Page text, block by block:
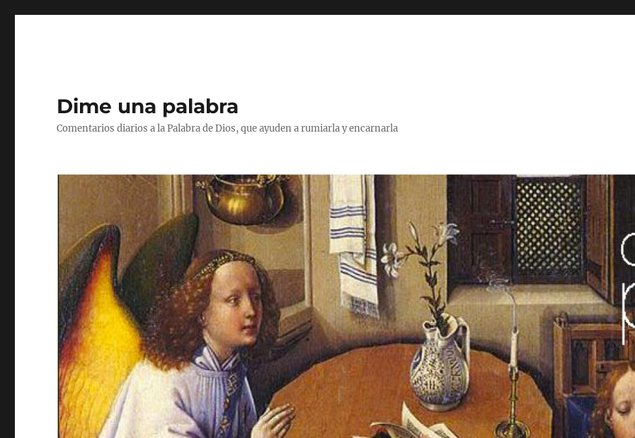
Dime una palabra
Comentarios diarios a la Palabra de Dios, que ayuden a rumiarla y encarnarla